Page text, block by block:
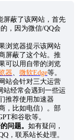
屏蔽了该网站，首先
，因为微信/QQ会
浏览器提示该网站
屏蔽了这个站。推
可以用自带的浏览
器、 微软Edge等。
站会针对三大运营
站经常会遇到一些运
推荐使用加速器
，比如电信）。部
和谷歌等。
问题。 如有疑问，
，联系站长处理。